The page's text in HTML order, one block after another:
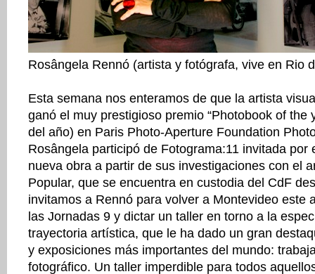
Rosângela Rennó (artista y fotógrafa, vive en Rio
Esta semana nos enteramos de que la artista
ganó el muy prestigioso premio “Photobook of the
del año) en Paris Photo-Aperture Foundation
Rosângela participó de Fotograma:11 invitada por
nueva obra a partir de sus investigaciones con el
Popular, que se encuentra en custodia del CdF
invitamos a Rennó para volver a Montevideo este
las Jornadas 9 y dictar un taller en torno a la
trayectoria artística, que le ha dado un gran
y exposiciones más importantes del mundo:
fotográfico. Un taller imperdible para todos